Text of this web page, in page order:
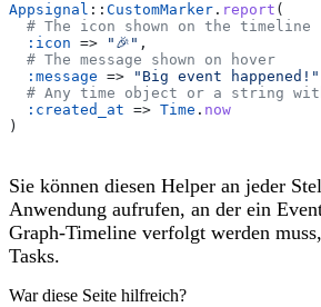
Appsignal :: CustomMarker . report (
  # The icon shown on the timeline
  :icon
=> "🎉" ,
  # The message shown on hover
  :message
=> "Big event happened!"
# Any time object or a string
  :created_at
=> Time . now
)
Sie können diesen Helper an jeder
Anwendung aufrufen, an der ein
Graph-Timeline verfolgt werden
Tasks.
War diese Seite hilfreich?